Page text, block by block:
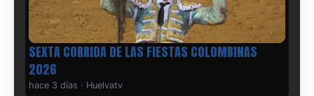
6º DÍA DE LAS FIESTAS COLOMBINAS 2026
hace 3 días